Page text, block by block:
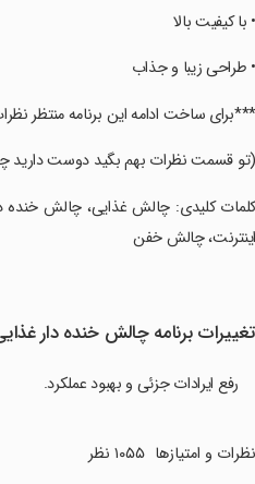
‏• با کیفیت بالا
‏• طراحی زیبا و جذاب
‏***برای ساخت ادامه این برنامه منتظر
‏(تو قسمت نظرات بهم بگید دوست دارید چه
‏کلمات کلیدی: چالش غذایی، چالش خنده
اینترنت، چالش خفن
تغییرات برنامه ‏چالش خنده دار غذایی بدون
رفع ایرادات جزئی و بهبود عملکرد.
نظرات و امتیازها ۱۰۵۵ نظر